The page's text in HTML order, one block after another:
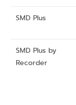
SMD Plus
SMD Plus by
Recorder